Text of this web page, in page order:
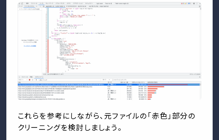
これらを参考にしながら、元ファイルの「赤色」部分の
クリーニングを検討しましょう。